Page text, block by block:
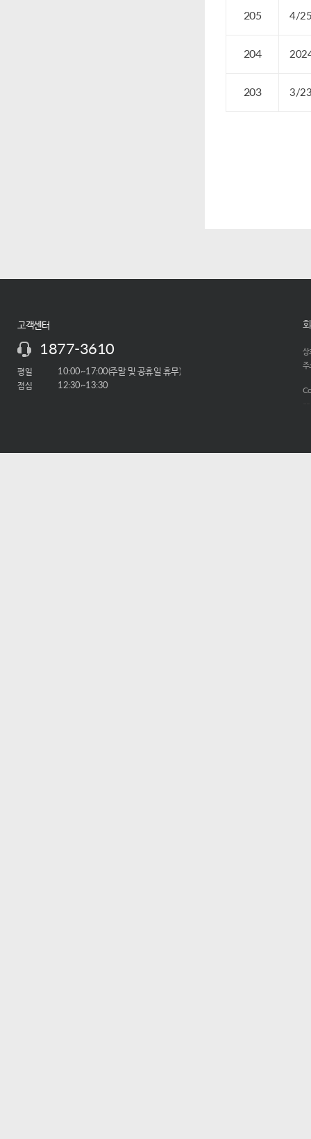
205 4/
204
203 3/
고객센터
1877-3610
평일 10:00~17:00(주말 및 공휴일 휴무)
점심 12:30~13:30
상
주